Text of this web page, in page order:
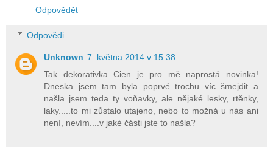
Odpovědět
Odpovědi
Unknown 7. května 2014 v 15:38
Tak dekorativka Cien je pro mě naprostá novinka!
Dneska jsem tam byla poprvé trochu víc šmejdit a
našla jsem teda ty voňavky, ale nějaké lesky, rtěnky,
laky.....to mi zůstalo utajeno, nebo to možná u nás ani
není, nevím....v jaké části jste to našla?